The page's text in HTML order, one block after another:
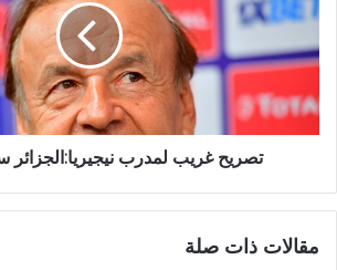
تصريح غريب لمدرب نيجيريا:الجزائر
مقالات ذات صلة